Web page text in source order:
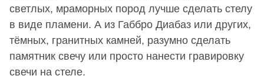
светлых, мраморных пород лучше сделать стелу
в виде пламени. А из Габбро Диабаз или других,
тёмных, гранитных камней, разумно сделать
памятник свечу или просто нанести гравировку
свечи на стеле.